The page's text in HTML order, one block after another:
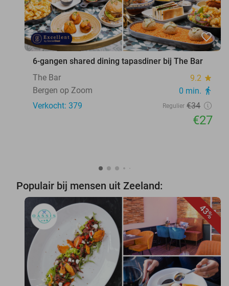
favorite_border
6-gangen shared dining tapasdiner bij The Bar
The Bar
9.2 star
Bergen op Zoom 0 min. directions_walk
Verkocht: 379 Regulier €34
€27
Populair bij mensen uit Zeeland:
43%